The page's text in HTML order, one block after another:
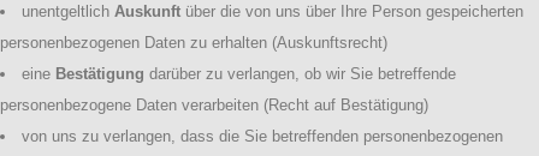
unentgeltlich Auskunft über die von uns über Ihre Person gespeicherten
personenbezogenen Daten zu erhalten (Auskunftsrecht)
eine Bestätigung darüber zu verlangen, ob wir Sie betreffende
personenbezogene Daten verarbeiten (Recht auf Bestätigung)
von uns zu verlangen, dass die Sie betreffenden personenbezogenen